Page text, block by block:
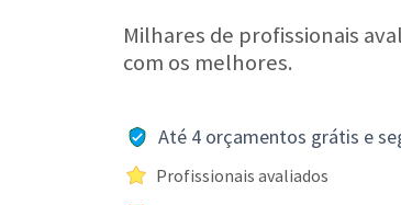
Milhares de profissionais
com os melhores.
Até 4 orçamentos grátis e
Profissionais avaliados